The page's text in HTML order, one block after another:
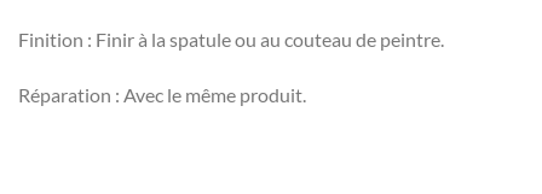
Finition : Finir à la spatule ou au couteau de peintre.
Réparation : Avec le même produit.